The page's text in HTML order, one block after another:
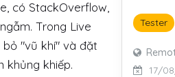
có StackOverflow,
Trong Live
bỏ "vũ khí" và đặt
khủng khiếp.
Tester
17/